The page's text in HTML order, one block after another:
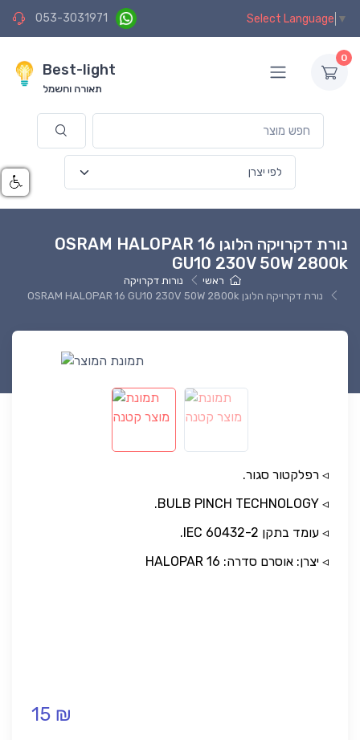
053-3031971 Select Language ▼
Best-light
תאורה וחשמל
0
נורת דקרויקה הלוגן OSRAM HALOPAR 16
GU10 230V 50W 2800k
ראשי
נורות דקרויקה
נורת דקרויקה הלוגן OSRAM HALOPAR 16 GU10 230V 50W 2800k
◃ רפלקטור סגור.
◃ BULB PINCH TECHNOLOGY.
◃ עומד בתקן IEC 60432-2.
◃ יצרן: אוסרם סדרה: HALOPAR 16
15 ₪